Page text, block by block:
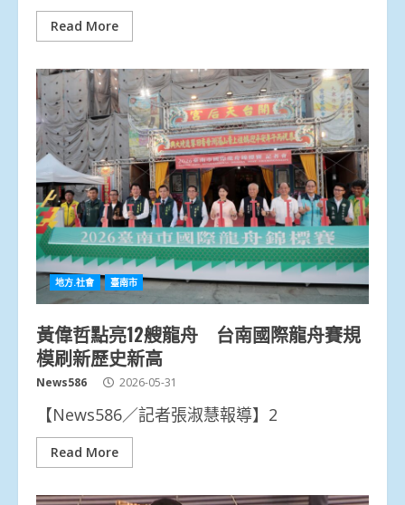
Read More
地方.社會 臺南市
黃偉哲點亮12艘龍舟 台南國際龍舟賽規
模刷新歷史新高
News586 2026-05-31
【News586／記者張淑慧報導】2
Read More